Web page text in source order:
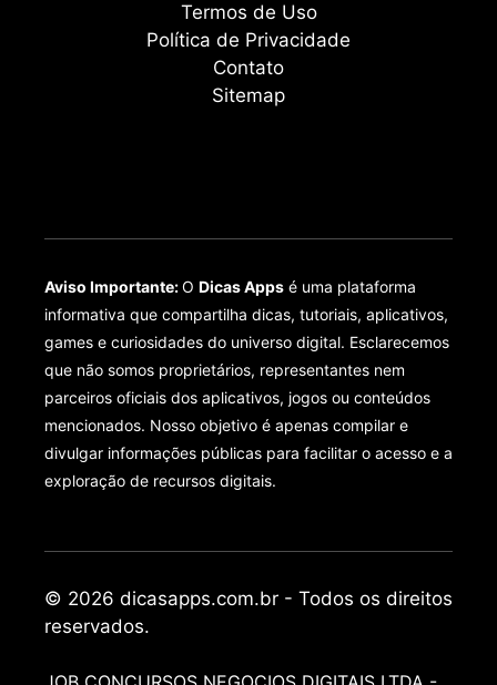
Termos de Uso
Política de Privacidade
Contato
Sitemap
Aviso Importante:O Dicas Apps é uma plataforma
informativa que compartilha dicas, tutoriais, aplicativos,
games e curiosidades do universo digital. Esclarecemos
que não somos proprietários, representantes nem
parceiros oficiais dos aplicativos, jogos ou conteúdos
mencionados. Nosso objetivo é apenas compilar e
divulgar informações públicas para facilitar o acesso e a
exploração de recursos digitais.
© 2026 dicasapps.com.br - Todos os direitos
reservados.